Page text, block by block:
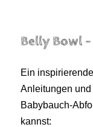
Belly Bowl
Ein
Anleitungen
Babybauch-
kannst: